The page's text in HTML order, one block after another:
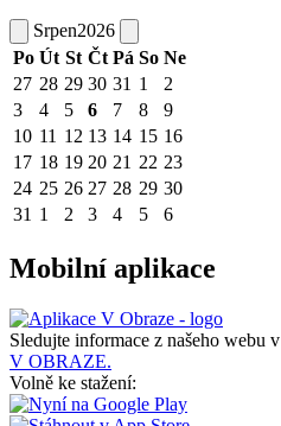
Srpen2026
Po Út St Čt Pá So Ne
27 28 29 30 31 1
2
3
4 5 6 7 8
9
10 11 12 13 14 15 16
17 18 19 20 21 22 23
24 25 26 27 28 29 30
31 1 2 3 4 5 6
Mobilní aplikace
Sledujte informace z našeho webu v
V OBRAZE.
Volně ke stažení: